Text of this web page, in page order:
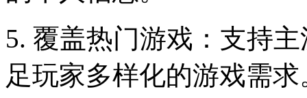
5. 覆盖热门游戏：支持
足玩家多样化的游戏需求